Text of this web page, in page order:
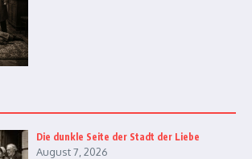
Die dunkle Seite der Stadt der Liebe
August 7, 2026